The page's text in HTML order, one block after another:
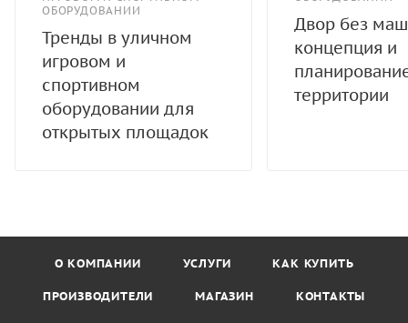
ОБОРУДОВАНИИ
Тренды в уличном
игровом и
спортивном
оборудовании для
открытых площадок
Двор без
концепция и
территории
О КОМПАНИИ УСЛУГИ КАК КУПИТЬ
ПРОИЗВОДИТЕЛИ МАГАЗИН КОНТАКТЫ